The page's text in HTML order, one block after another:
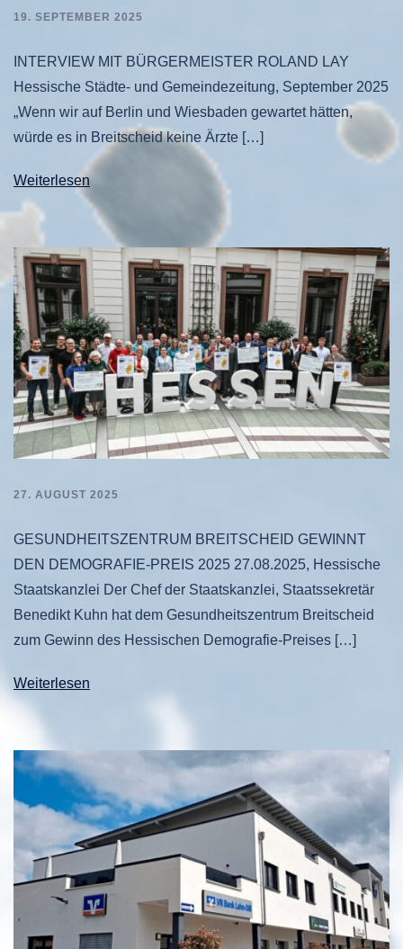
19. SEPTEMBER 2025
INTERVIEW MIT BÜRGERMEISTER ROLAND LAY
Hessische Städte- und Gemeindezeitung, September 2025
„Wenn wir auf Berlin und Wiesbaden gewartet hätten,
würde es in Breitscheid keine Ärzte […]
Weiterlesen
27. AUGUST 2025
GESUNDHEITSZENTRUM BREITSCHEID GEWINNT
DEN DEMOGRAFIE-PREIS 2025 27.08.2025, Hessische
Staatskanzlei Der Chef der Staatskanzlei, Staatssekretär
Benedikt Kuhn hat dem Gesundheitszentrum Breitscheid
zum Gewinn des Hessischen Demografie-Preises […]
Weiterlesen